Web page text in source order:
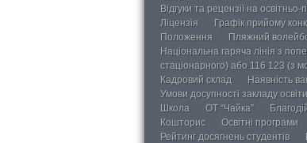
Відгуки та рецензії на
Ліцензія
Графік прийому
Положення
Пляжний
Національна гаряча лінія з
стаціонарного) або 116 123 (з
Кадровий склад
Наявність
Умови досупності закладу
Школа
ОТ “Чайка”
Кошторис
Освітні програми
Рейтинг досягнень студентів